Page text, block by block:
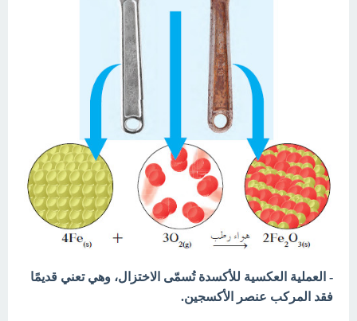
- العملية العكسية للأكسدة تُسمّى الاختزال، وهي تعني قديمًا
فقد المركب عنصر الأكسجين.